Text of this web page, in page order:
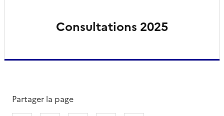
Consultations 2025
Partager la page